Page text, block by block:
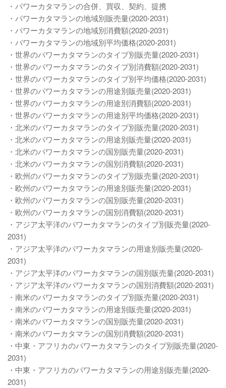
・パワーカタマランの合併、買収、契約、提携
・パワーカタマランの地域別販売量(2020-2031)
・パワーカタマランの地域別消費額(2020-2031)
・パワーカタマランの地域別平均価格(2020-2031)
・世界のパワーカタマランのタイプ別販売量(2020-2031)
・世界のパワーカタマランのタイプ別消費額(2020-2031)
・世界のパワーカタマランのタイプ別平均価格(2020-2031)
・世界のパワーカタマランの用途別販売量(2020-2031)
・世界のパワーカタマランの用途別消費額(2020-2031)
・世界のパワーカタマランの用途別平均価格(2020-2031)
・北米のパワーカタマランのタイプ別販売量(2020-2031)
・北米のパワーカタマランの用途別販売量(2020-2031)
・北米のパワーカタマランの国別販売量(2020-2031)
・北米のパワーカタマランの国別消費額(2020-2031)
・欧州のパワーカタマランのタイプ別販売量(2020-2031)
・欧州のパワーカタマランの用途別販売量(2020-2031)
・欧州のパワーカタマランの国別販売量(2020-2031)
・欧州のパワーカタマランの国別消費額(2020-2031)
・アジア太平洋のパワーカタマランのタイプ別販売量(2020-
2031)
・アジア太平洋のパワーカタマランの用途別販売量(2020-
2031)
・アジア太平洋のパワーカタマランの国別販売量(2020-2031)
・アジア太平洋のパワーカタマランの国別消費額(2020-2031)
・南米のパワーカタマランのタイプ別販売量(2020-2031)
・南米のパワーカタマランの用途別販売量(2020-2031)
・南米のパワーカタマランの国別販売量(2020-2031)
・南米のパワーカタマランの国別消費額(2020-2031)
・中東・アフリカのパワーカタマランのタイプ別販売量(2020-
2031)
・中東・アフリカのパワーカタマランの用途別販売量(2020-
2031)